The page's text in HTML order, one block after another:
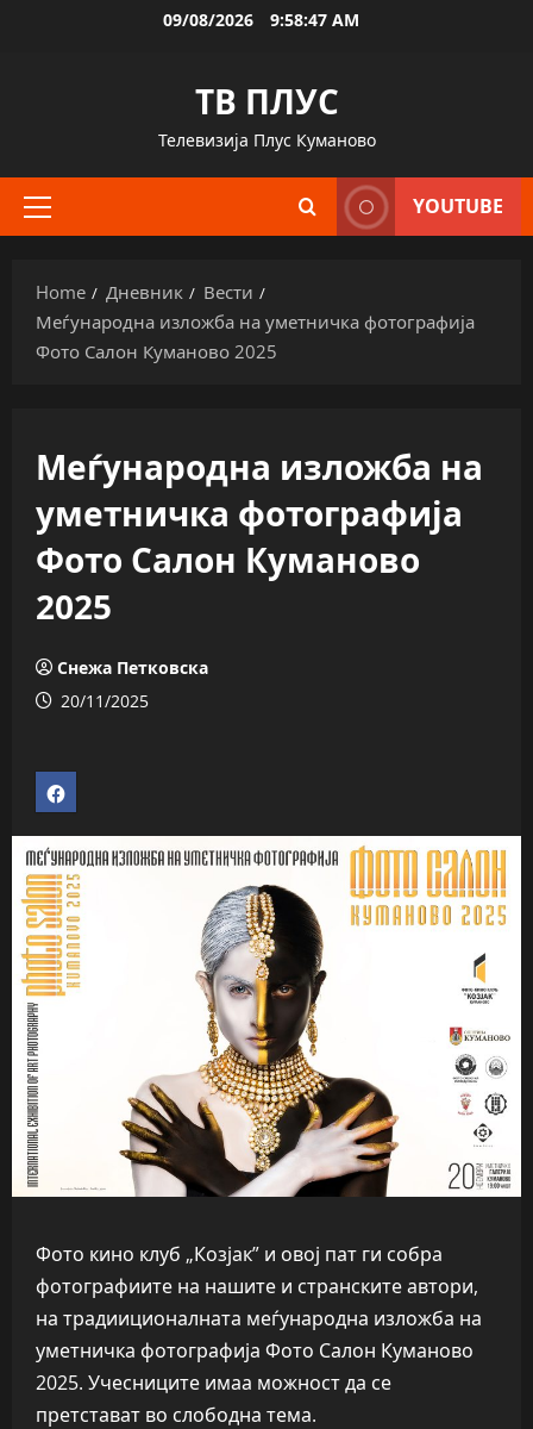
09/08/2026 9:58:47 AM
ТВ ПЛУС
Телевизија Плус Куманово
Primary
YOUTUBE
Home Дневник
Вести
Меѓународна изложба на уметничка фотографија
Фото Салон Куманово 2025
Меѓународна изложба на
уметничка фотографија
Фото Салон Куманово
2025
Снежа Петковска
20/11/2025
Фото кино клуб „Козјак” и овој пат ги собра
фотографиите на нашите и странските автори,
на традииционалната меѓународна изложба на
уметничка фотографија Фото Салон Куманово
2025. Учесниците имаа можност да се
претстават во слободна тема.